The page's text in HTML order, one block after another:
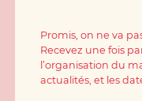
Promis, on ne va
Recevez une fois
l’organisation du
actualités, et les